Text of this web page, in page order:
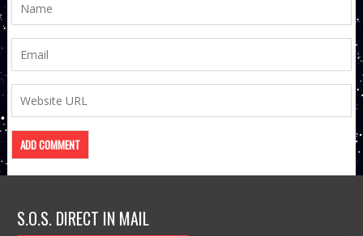
S.O.S. DIRECT IN MAIL